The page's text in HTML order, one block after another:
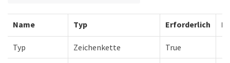
Name Typ Erforderlich
Typ Zeichenkette True